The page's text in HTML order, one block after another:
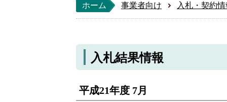
ホーム 事業者向け 入札・契約
入札結果情報
平成21年度 7月